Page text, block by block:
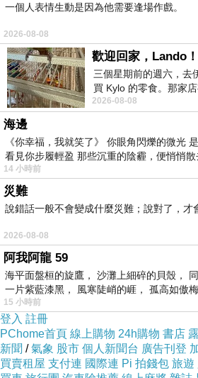
生活著許多具有殺傷力的動物
鱷魚，能殺死人的蟒蛇以及森
這裡的動物遠比我們想像的要
一個人表情生動是因為他需要逢場作戲。
2026-08-08
歡迎回家，Lando！
三個星期前的週六，去
買 Kylo 的零食。那家
顧都會去看一下。他們
2026-08-08
海邊
《你幸福，我就笑了》 你眼角閃爍的微光
看見你步履輕盈 那些沉重的陰霾，便悄悄
14 小時前
災難
說錯話一般不會變成什麼災難；說對了，才
2026-08-08
阿我阿龍 59
海平面盤桓的旋鷹， 沙灘上細碎的貝殼，
一片紫藍漆黑， 風寒陡峭的崕， 孤高如傲
15 小時前
登入 註冊
PChome首頁 線上購物 24h購物 書店
新聞 /氣象 股市 個人新聞台 廣告刊登
買賣租屋 支付連 國際連 Pi 拍錢包 旅遊